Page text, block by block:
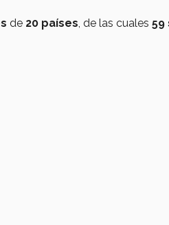
de 20 países , de las cuales 59